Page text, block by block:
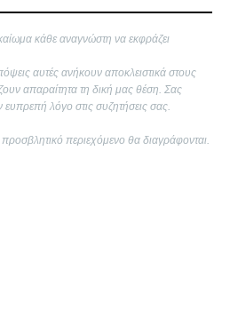
κάθε αναγνώστη να εκφράζει
αυτές ανήκουν αποκλειστικά στους
απαραίτητα τη δική μας θέση. Σας
ευπρεπή λόγο στις συζητήσεις σας.
περιεχόμενο θα διαγράφονται.